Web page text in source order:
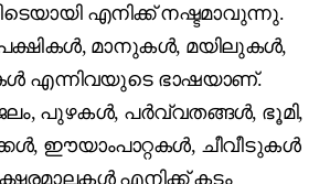
എനിക്ക് നഷ്ടമാവുന്നു.
മാനുകൾ, മയിലുകൾ,
എന്നിവയുടെ ഭാഷയാണ്.
പുഴകൾ, പർവ്വതങ്ങൾ, ഭൂമി,
ഈയാംപാറ്റകൾ, ചീവീടുകൾ
എനിക്ക് കടം